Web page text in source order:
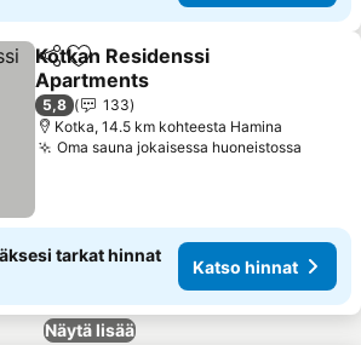
Jaa Lisää suosikkeihin
Kotkan Residenssi
Apartments
5,8
133
Kotka, 14.5 km kohteesta Hamina
Oma sauna jokaisessa huoneistossa
tarkat hinnat
Katso hinnat
Näytä lisää